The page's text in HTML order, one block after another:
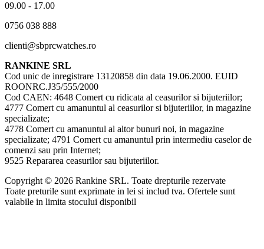
09.00 - 17.00
0756 038 888
clienti@sbprcwatches.ro
RANKINE SRL
Cod unic de inregistrare 13120858 din data 19.06.2000. EUID
ROONRC.J35/555/2000
Cod CAEN: 4648 Comert cu ridicata al ceasurilor si bijuteriilor;
4777 Comert cu amanuntul al ceasurilor si bijuteriilor, in magazine
specializate;
4778 Comert cu amanuntul al altor bunuri noi, in magazine
specializate; 4791 Comert cu amanuntul prin intermediu caselor de
comenzi sau prin Internet;
9525 Repararea ceasurilor sau bijuteriilor.
Copyright © 2026 Rankine SRL. Toate drepturile rezervate
Toate preturile sunt exprimate in lei si includ tva. Ofertele sunt
valabile in limita stocului disponibil